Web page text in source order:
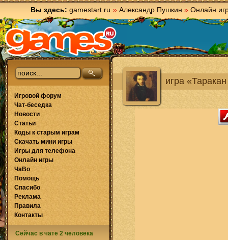
Вы здесь: gamestart.ru » Александр Пушкин » Онлайн
игра
Игровой форум
Чат-беседка
Новости
Статьи
Коды к старым играм
Скачать мини игры
Игры для телефона
Онлайн игры
ЧаВо
Помощь
Спасибо
Реклама
Правила
Контакты
Сейчас в чате 2 человека